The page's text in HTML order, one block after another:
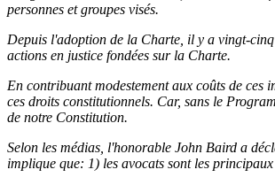
personnes et groupes visés.
Depuis l'adoption de la Charte, il y a vingt-
actions en justice fondées sur la Charte.
En contribuant modestement aux coûts de
ces droits constitutionnels. Car, sans le
de notre Constitution.
Selon les médias, l'honorable John Baird a
implique que: 1) les avocats sont les